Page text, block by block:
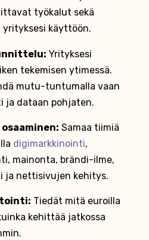
työkalut sekä
yrityksesi käyttöön.
Yrityksesi
tekemisen ytimessä.
mutu-tuntumalla vaan
ja dataan pohjaten.
Samaa tiimiä
digimarkkinointi,
mainonta, brändi-ilme,
ja nettisivujen kehitys.
Tiedät mitä euroilla
kehittää jatkossa